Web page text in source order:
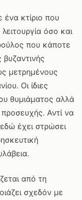
ένα κτίριο που
όσο και
που κάποτε
μετρημένους
Οι ίδιες
θυμιάματος αλλά
Αντί να
έχει στρώσει
από τη
σχεδόν με